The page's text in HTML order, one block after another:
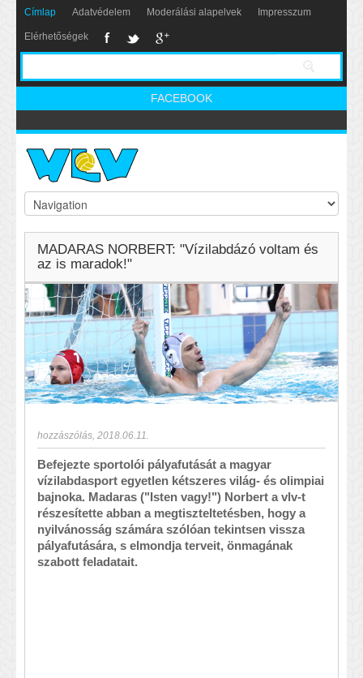
Címlap Adatvédelem Moderálási alapelvek Impresszum
Elérhetőségek
FACEBOOK
MADARAS NORBERT: "Vízilabdázó voltam és
az is maradok!"
hozzászólás 2018.06.11.
Befejezte sportolói pályafutását a magyar
vízilabdasport egyetlen kétszeres világ- és olimpiai
bajnoka. Madaras ("Isten vagy!") Norbert a vlv-t
részesítette abban a megtiszteltetésben, hogy a
nyilvánosság számára szólóan tekintsen vissza
pályafutására, s elmondja terveit, önmagának
szabott feladatait.